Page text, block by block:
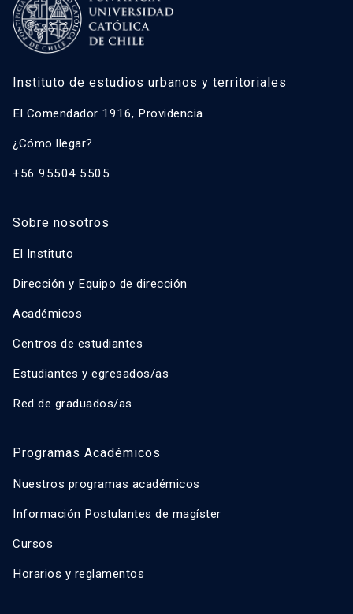
Instituto de estudios urbanos y territoriales
El Comendador 1916, Providencia
¿Cómo llegar?
+56 95504 5505
Sobre nosotros
El Instituto
Dirección y Equipo de dirección
Académicos
Centros de estudiantes
Estudiantes y egresados/as
Red de graduados/as
Programas Académicos
Nuestros programas académicos
Información Postulantes de magíster
Cursos
Horarios y reglamentos